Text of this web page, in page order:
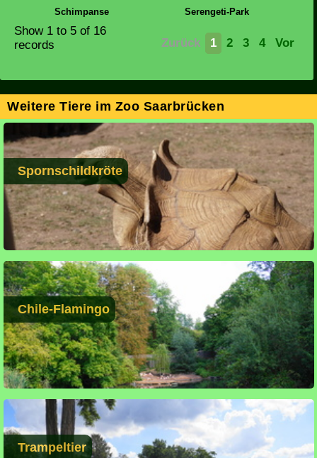
Schimpanse Serengeti-Park
Zurück 1 2 3 4 Vor
Show 1 to 5 of 16
records
Weitere Tiere im Zoo Saarbrücken
Spornschildkröte
Chile-Flamingo
Trampeltier